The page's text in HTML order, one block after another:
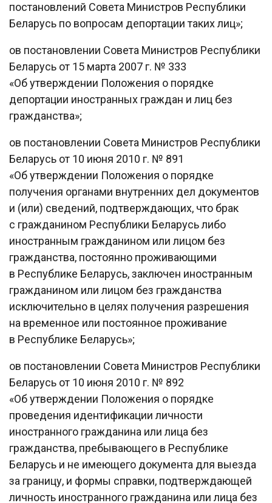
постановлений Совета Министров Республики
Беларусь по вопросам депортации таких лиц»;
oв постановлении Совета Министров Республики
Беларусь от 15 марта 2007 г. № 333
«Об утверждении Положения о порядке
депортации иностранных граждан и лиц без
гражданства»;
oв постановлении Совета Министров Республики
Беларусь от 10 июня 2010 г. № 891
«Об утверждении Положения о порядке
получения органами внутренних дел документов
и (или) сведений, подтверждающих, что брак
с гражданином Республики Беларусь либо
иностранным гражданином или лицом без
гражданства, постоянно проживающими
в Республике Беларусь, заключен иностранным
гражданином или лицом без гражданства
исключительно в целях получения разрешения
на временное или постоянное проживание
в Республике Беларусь»;
oв постановлении Совета Министров Республики
Беларусь от 10 июня 2010 г. № 892
«Об утверждении Положения о порядке
проведения идентификации личности
иностранного гражданина или лица без
гражданства, пребывающего в Республике
Беларусь и не имеющего документа для выезда
за границу, и формы справки, подтверждающей
личность иностранного гражданина или лица без